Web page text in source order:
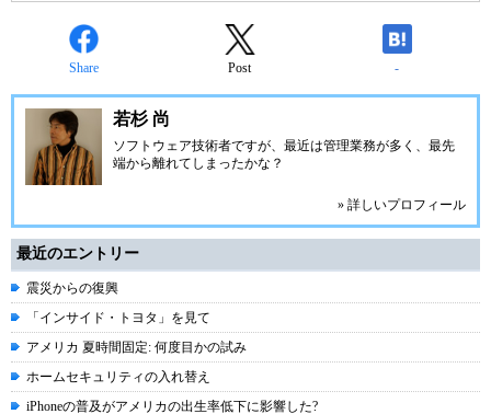
Share Post -
若杉 尚
ソフトウェア技術者ですが、最近は管理業務が多く、最先
端から離れてしまったかな？
» 詳しいプロフィール
最近のエントリー
震災からの復興
「インサイド・トヨタ」を見て
アメリカ 夏時間固定: 何度目かの試み
ホームセキュリティの入れ替え
iPhoneの普及がアメリカの出生率低下に影響した?